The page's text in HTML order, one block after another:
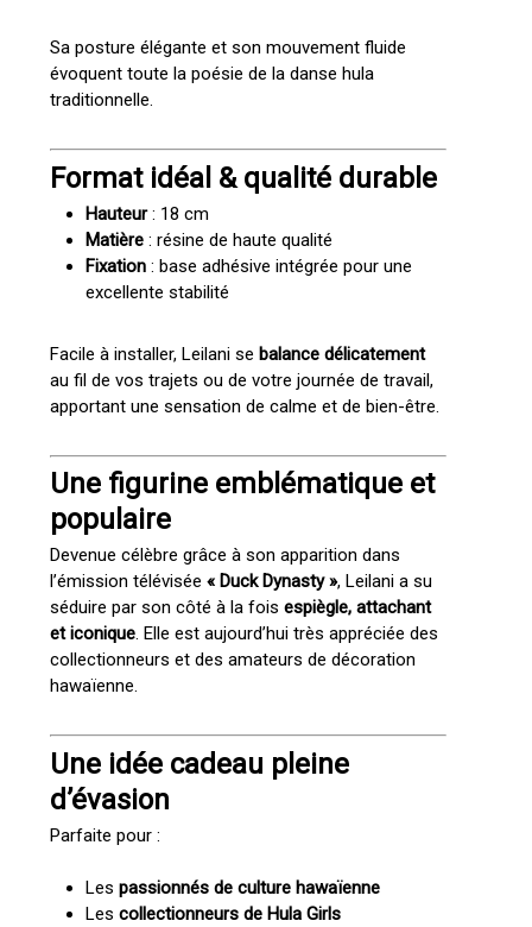
Sa posture élégante et son mouvement fluide
évoquent toute la poésie de la danse hula
traditionnelle.
Format idéal & qualité durable
Hauteur: 18 cm
Matière: résine de haute qualité
Fixation: base adhésive intégrée pour une
excellente stabilité
Facile à installer, Leilani se balance délicatement
au fil de vos trajets ou de votre journée de travail,
apportant une sensation de calme et de bien-être.
Une figurine emblématique et
populaire
Devenue célèbre grâce à son apparition dans
l’émission télévisée « Duck Dynasty », Leilani a su
séduire par son côté à la fois espiègle, attachant
et iconique. Elle est aujourd’hui très appréciée des
collectionneurs et des amateurs de décoration
hawaïenne.
Une idée cadeau pleine
d’évasion
Parfaite pour :
Les passionnés de culture hawaïenne
Les collectionneurs de Hula Girls